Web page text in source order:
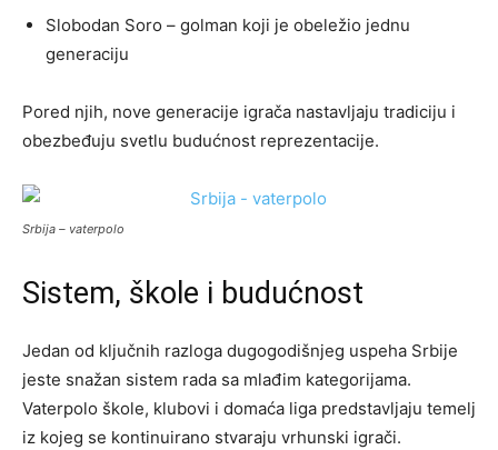
Slobodan Soro – golman koji je obeležio jednu
generaciju
Pored njih, nove generacije igrača nastavljaju tradiciju i
obezbeđuju svetlu budućnost reprezentacije.
Srbija – vaterpolo
Sistem, škole i budućnost
Jedan od ključnih razloga dugogodišnjeg uspeha Srbije
jeste snažan sistem rada sa mlađim kategorijama.
Vaterpolo škole, klubovi i domaća liga predstavljaju temelj
iz kojeg se kontinuirano stvaraju vrhunski igrači.